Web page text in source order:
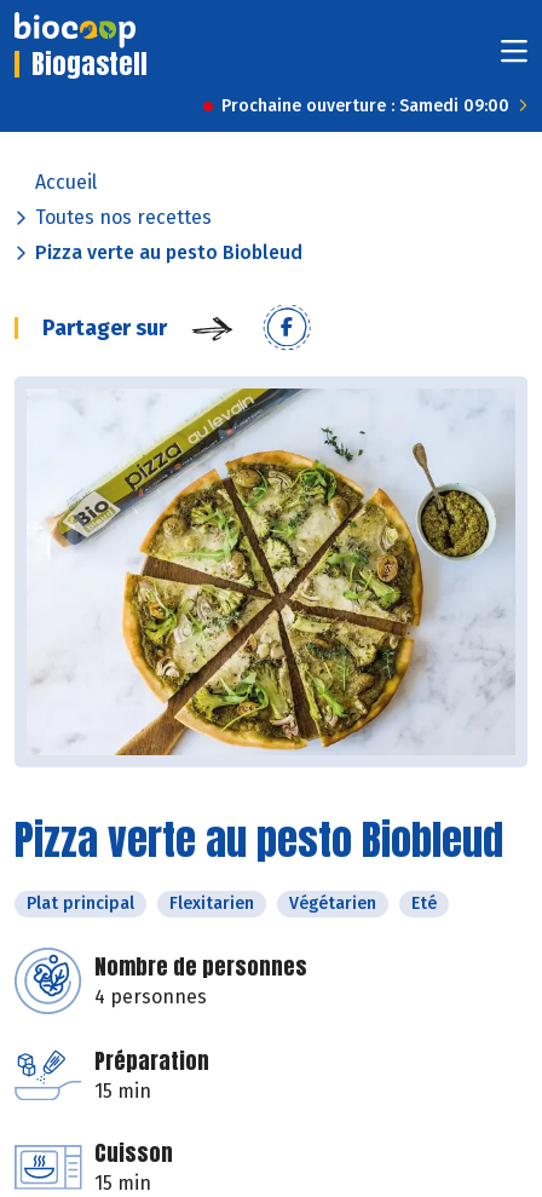
Biogastell
Prochaine ouverture : Samedi 09:00
Accueil
Toutes nos recettes
Pizza verte au pesto Biobleud
Partager sur
Pizza verte au pesto Biobleud
Plat principal Flexitarien Végétarien Eté
Nombre de personnes
4 personnes
Préparation
15 min
Cuisson
15 min